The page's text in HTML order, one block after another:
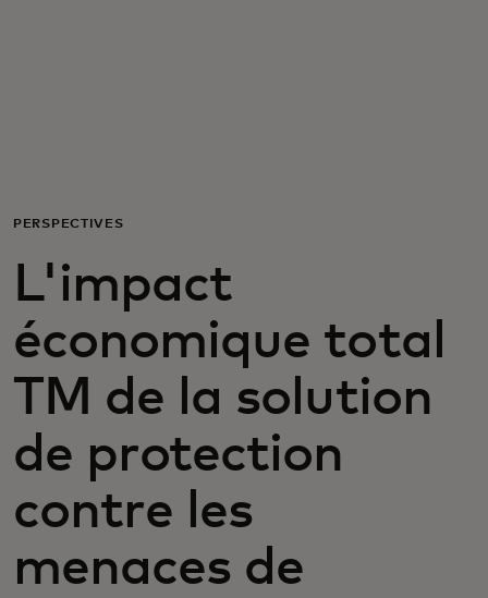
Actualités et tendances
PERSPECTIVES
L'impact
économique total
TM de la solution
de protection
contre les
menaces de